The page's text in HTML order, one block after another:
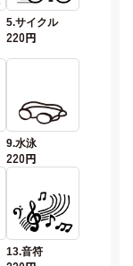
5.サイクル
220円
9.水泳
220円
13.音符